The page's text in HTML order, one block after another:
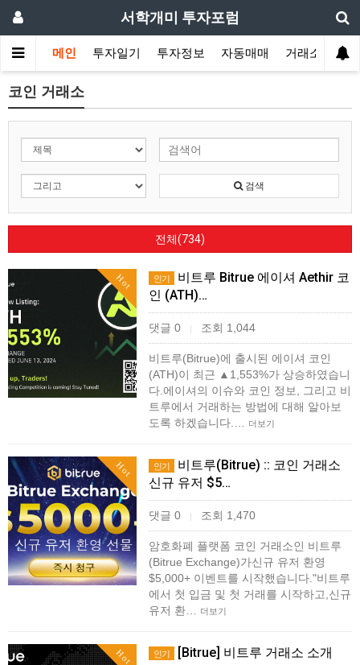
서학개미 투자포럼
메인 투자일기 투자정보 자동매매 거래소
코인 거래소
검색
전체(734)
Hot 인기
비트루 Bitrue 에이셔 Aethir 코
인 (ATH)…
댓글 0 | 조회 1,044
비트루(Bitrue)에 출시된 에이셔 코인
(ATH)이 최근 ▲1,553%가 상승하였습니
다.에이셔의 이슈와 코인 정보, 그리고 비
트루에서 거래하는 방법에 대해 알아보
도록 하겠습니다.…
더보기
Hot 인기
비트루(Bitrue) :: 코인 거래소
신규 유저 $5…
댓글 0 | 조회 1,470
암호화폐 플랫폼 코인 거래소인 비트루
(Bitrue Exchange)가신규 유저 환영
$5,000+ 이벤트를 시작했습니다.​"비트루
에서 첫 입금 및 첫 거래를 시작하고,신규
유저 환…
더보기
Hot 인기 [Bitrue] 비트루 거래소 소개